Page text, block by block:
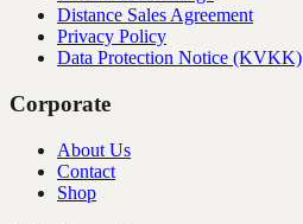
Distance Sales Agreement
Privacy Policy
Data Protection Notice (KVKK)
Corporate
About Us
Contact
Shop